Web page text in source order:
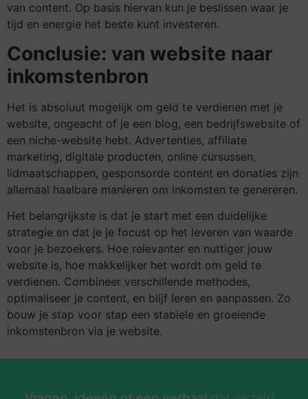
van content. Op basis hiervan kun je beslissen waar je
tijd en energie het beste kunt investeren.
Conclusie: van website naar
inkomstenbron
Het is absoluut mogelijk om geld te verdienen met je
website, ongeacht of je een blog, een bedrijfswebsite of
een niche-website hebt. Advertenties, affiliate
marketing, digitale producten, online cursussen,
lidmaatschappen, gesponsorde content en donaties zijn
allemaal haalbare manieren om inkomsten te genereren.
Het belangrijkste is dat je start met een duidelijke
strategie en dat je je focust op het leveren van waarde
voor je bezoekers. Hoe relevanter en nuttiger jouw
website is, hoe makkelijker het wordt om geld te
verdienen. Combineer verschillende methodes,
optimaliseer je content, en blijf leren en aanpassen. Zo
bouw je stap voor stap een stabiele en groeiende
inkomstenbron via je website.